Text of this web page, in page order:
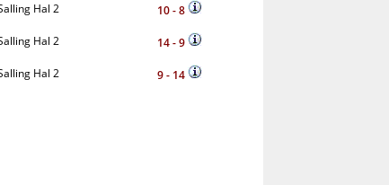
Hal 2
10 - 8
Hal 2
14 - 9
Hal 2 9 - 14